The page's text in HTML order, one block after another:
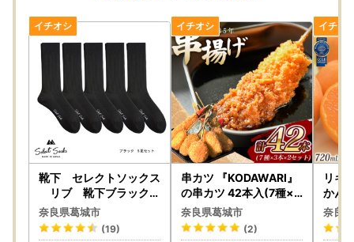
靴下 セレクトソックス
リブ 靴下ブラック5
足組【mika017】
奈良県葛城市
(19)
串カツ 『KODAWARI』
の串カツ 42本入(7種×
各3本 2セット) 【skfd0
02】
奈良県葛城市
(2)
リキ
かん
梅乃
奈良